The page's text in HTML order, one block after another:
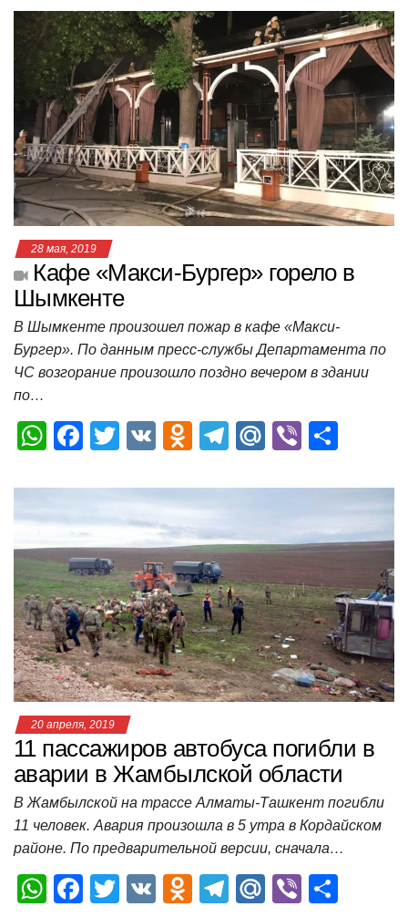
at
s
A
p
p
c
e
b
o
o
k
tt
er
n
o
kl
a
ss
ni
ki
e
gr
a
m
.R
u
er п
р
а
в
и
т
ь
28 мая, 2019
Кафе «Макси-Бургер» горело в
Шымкенте
В Шымкенте произошел пожар в кафе «Макси-
Бургер». По данным пресс-службы Департамента по
ЧС возгорание произошло поздно вечером в здании
по…
W
at
s
A
p
p
F
c
e
b
o
o
k
T
tt
er
V
O
n
o
kl
a
ss
ni
ki
T
e
a
m
M
.R
Vi
er п
р
а
в
и
т
ь
20 апреля, 2019
11 пассажиров автобуса погибли в
аварии в Жамбылской области
В Жамбылской на трассе Алматы-Ташкент погибли
11 человек. Авария произошла в 5 утра в Кордайском
районе. По предварительной версии, сначала…
W
F
T
V
O
T
M
Vi